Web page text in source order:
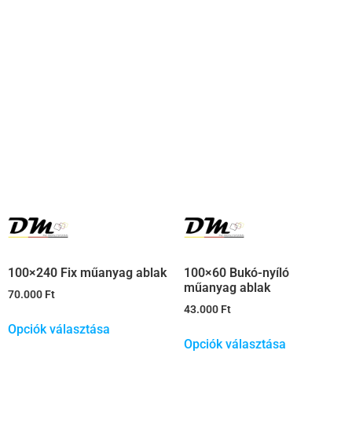
100×240 Fix műanyag ablak
70.000 Ft
Opciók választása
100×60 Bukó-nyíló
műanyag ablak
43.000 Ft
Opciók választása